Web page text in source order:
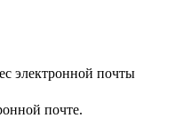
электронной почты
почте.